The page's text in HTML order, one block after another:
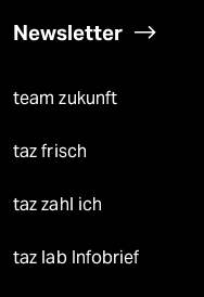
Newsletter
team zukunft
taz frisch
taz zahl ich
taz lab Infobrief